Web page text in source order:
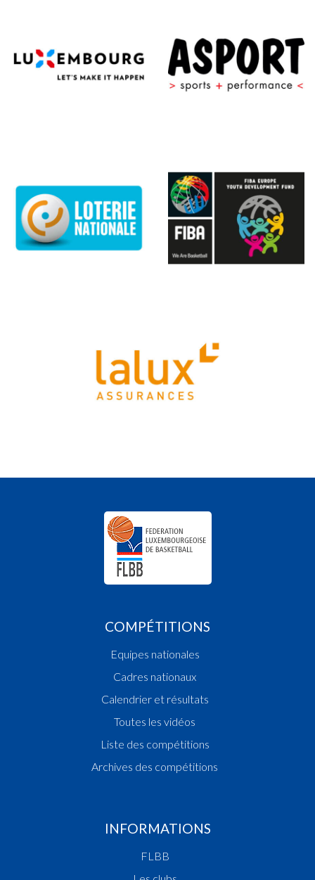
COMPÉTITIONS
Equipes nationales
Cadres nationaux
Calendrier et résultats
Toutes les vidéos
Liste des compétitions
Archives des compétitions
INFORMATIONS
FLBB